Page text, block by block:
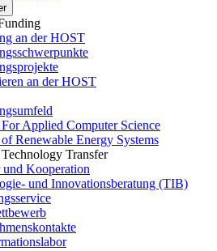
an der HOST
an der HOST
Applied Computer Science
Renewable Energy Systems
Transfer
und Kooperation
und Innovationsberatung (TIB)